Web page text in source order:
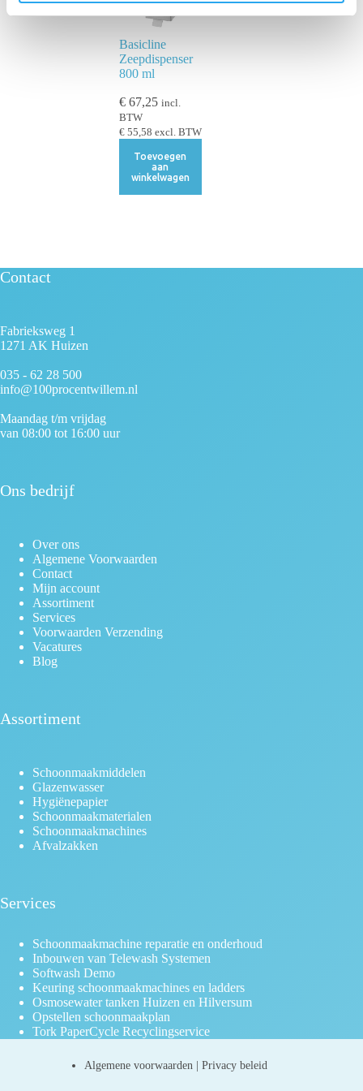
t
Basicline
Zeepdispenser
800 ml
€67,25 incl.
BTW
€55,58 excl. BTW
Toevoegen
aan
winkelwagen
Contact
Fabrieksweg 1
1271 AK Huizen
035 - 62 28 500
info@100procentwillem.nl
Maandag t/m vrijdag
van 08:00 tot 16:00 uur
Ons bedrijf
Over ons
Algemene Voorwaarden
Contact
Mijn account
Assortiment
Services
Voorwaarden Verzending
Vacatures
Blog
Assortiment
Schoonmaakmiddelen
Glazenwasser
Hygiënepapier
Schoonmaakmaterialen
Schoonmaakmachines
Afvalzakken
Services
Schoonmaakmachine reparatie en onderhoud
Inbouwen van Telewash Systemen
Softwash Demo
Keuring schoonmaakmachines en ladders
Osmosewater tanken Huizen en Hilversum
Opstellen schoonmaakplan
Tork PaperCycle Recyclingservice
Algemene voorwaarden |Privacy beleid